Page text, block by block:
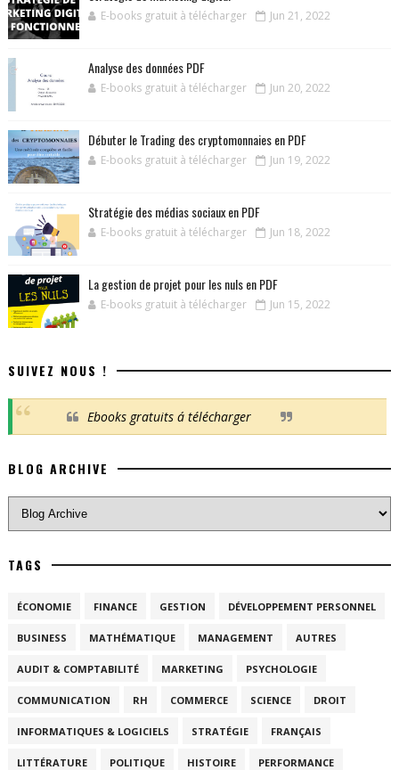
E-books gratuit à télécharger Jun 21, 2022
Analyse des données PDF
E-books gratuit à télécharger Jun 20, 2022
Débuter le Trading des cryptomonnaies en PDF
E-books gratuit à télécharger Jun 19, 2022
Stratégie des médias sociaux en PDF
E-books gratuit à télécharger Jun 18, 2022
La gestion de projet pour les nuls en PDF
E-books gratuit à télécharger Jun 15, 2022
SUIVEZ NOUS !
Ebooks gratuits á télécharger
BLOG ARCHIVE
TAGS
ÉCONOMIE FINANCE GESTION DÉVELOPPEMENT PERSONNEL
BUSINESS MATHÉMATIQUE MANAGEMENT AUTRES
AUDIT & COMPTABILITÉ MARKETING PSYCHOLOGIE
COMMUNICATION RH COMMERCE SCIENCE DROIT
INFORMATIQUES & LOGICIELS STRATÉGIE FRANÇAIS
LITTÉRATURE POLITIQUE HISTOIRE PERFORMANCE